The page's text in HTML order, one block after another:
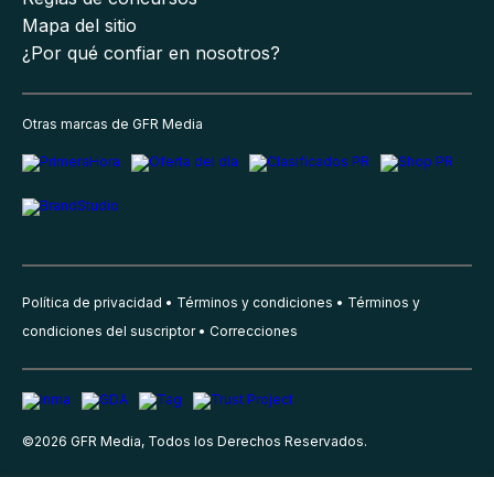
Mapa del sitio
¿Por qué confiar en nosotros?
Otras marcas de GFR Media
Política de privacidad Términos y condiciones
Términos y
condiciones del suscriptor
Correcciones
©2026 GFR Media, Todos los Derechos Reservados.